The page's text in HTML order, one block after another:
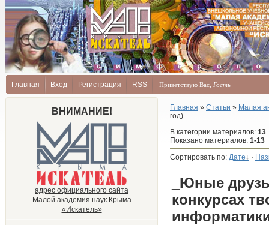
Главная Вход Регистрация RSS Приветствую Вас Гость
ВНИМАНИЕ!
адрес официального сайта
Малой академия наук Крыма
«Искатель»
Главная » Статьи » Малая
год)
В категории материалов: 13
Показано материалов: 1-13
Сортировать по: Дате ·
_Юные
конкурсах